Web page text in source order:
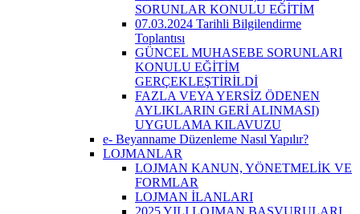
SORUNLAR KONULU EĞİTİM
07.03.2024 Tarihli Bilgilendirme
Toplantısı
GÜNCEL MUHASEBE SORUNLARI
KONULU EĞİTİM
GERÇEKLEŞTİRİLDİ
FAZLA VEYA YERSİZ ÖDENEN
AYLIKLARIN GERİ ALINMASI)
UYGULAMA KILAVUZU
e- Beyanname Düzenleme Nasıl Yapılır?
LOJMANLAR
LOJMAN KANUN, YÖNETMELİK VE
FORMLAR
LOJMAN İLANLARI
2025 YILI LOJMAN BAŞVURULARI